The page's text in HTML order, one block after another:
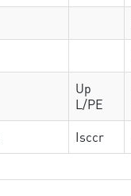
Up
L/PE
Isccr